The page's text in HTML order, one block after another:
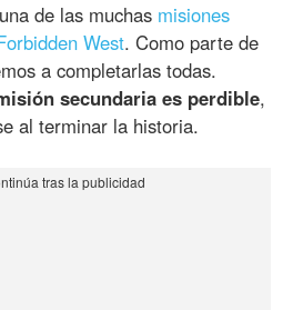
de las muchas misiones
West. Como parte de
a completarlas todas.
secundaria es perdible,
al terminar la historia.